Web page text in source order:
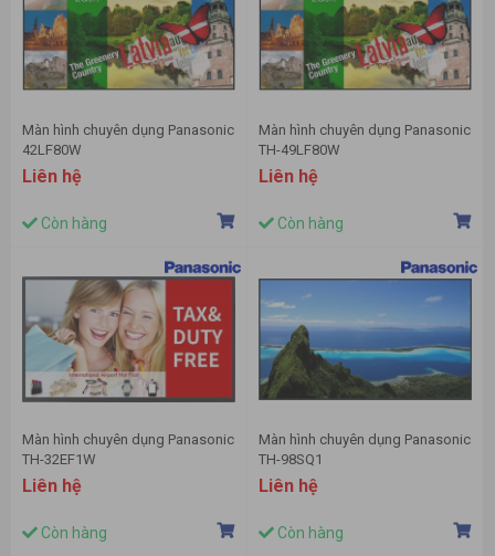
Màn hình chuyên dụng Panasonic
42LF80W
Liên hệ
Còn hàng
Màn hình chuyên dụng Panasonic
TH-49LF80W
Liên hệ
Còn hàng
Màn hình chuyên dụng Panasonic
TH-32EF1W
Liên hệ
Còn hàng
Màn hình chuyên dụng Panasonic
TH-98SQ1
Liên hệ
Còn hàng